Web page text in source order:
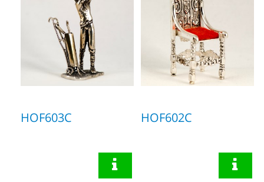
HOF603C HOF602C